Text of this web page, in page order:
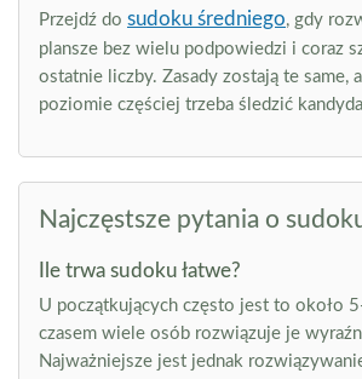
Przejdź do sudoku średniego, gdy
plansze bez wielu podpowiedzi i coraz
ostatnie liczby. Zasady zostają te same,
poziomie częściej trzeba śledzić
Najczęstsze pytania o
Ile trwa sudoku łatwe?
U początkujących często jest to około
czasem wiele osób rozwiązuje je
Najważniejsze jest jednak